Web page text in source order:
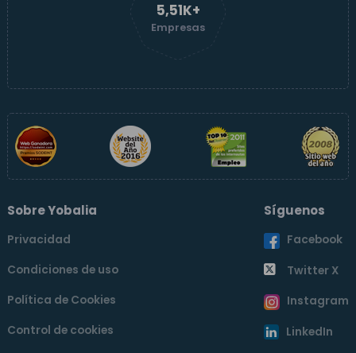
5,51K+
Empresas
Sobre Yobalia
Privacidad
Condiciones de uso
Política de Cookies
Control de cookies
Síguenos
Facebook
Twitter X
Instagram
LinkedIn